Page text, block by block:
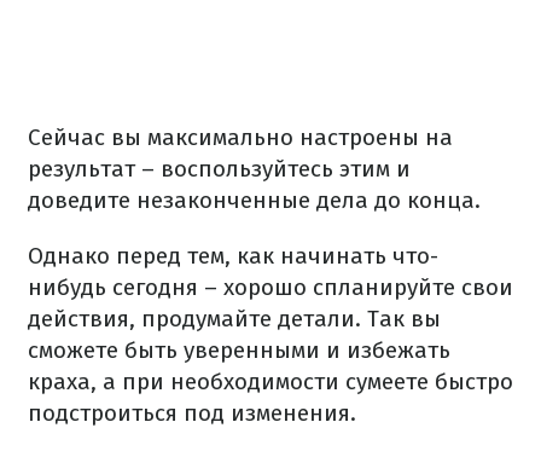
Сейчас вы максимально настроены на
результат – воспользуйтесь этим и
доведите незаконченные дела до конца.
Однако перед тем, как начинать что-
нибудь сегодня – хорошо спланируйте свои
действия, продумайте детали. Так вы
сможете быть уверенными и избежать
краха, а при необходимости сумеете быстро
подстроиться под изменения.